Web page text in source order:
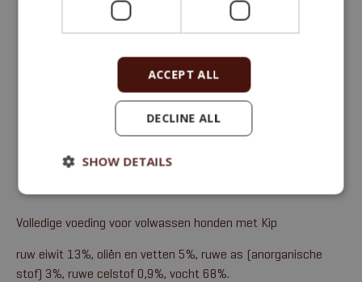
Volledige voeding voor volwassen honden met Kip
ruw eiwit 13%, oliën en vetten 5%, ruwe as (anorganische
stof) 3%, ruwe celstof 0,9%, vocht 68%.
ACCEPT ALL
DECLINE ALL
SHOW DETAILS